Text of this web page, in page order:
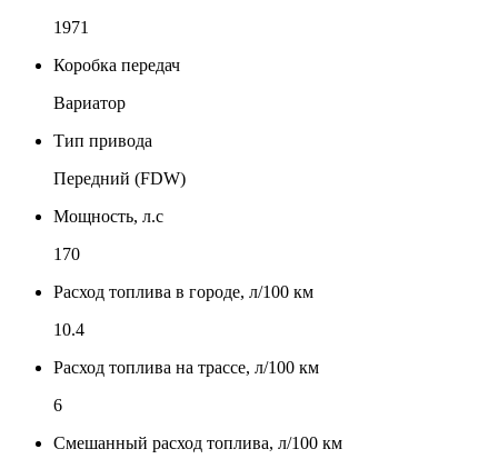
1971
Коробка передач
Вариатор
Тип привода
Передний (FDW)
Мощность, л.с
170
Расход топлива в городе, л/100 км
10.4
Расход топлива на трассе, л/100 км
6
Смешанный расход топлива, л/100 км